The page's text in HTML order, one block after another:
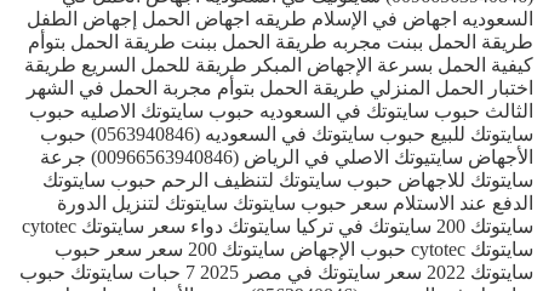
السعوديه اجهاض في الإسلام طريقه اجهاض الحمل إجهاض الطفل
طريقة الحمل ببنت مجربه طريقة الحمل ببنت طريقة الحمل بتوأم
كيفية الحمل بسرعة الإجهاض المبكر طريقة للحمل السريع طريقة
اختبار الحمل المنزلي طريقة الحمل بتوأم مجربة الحمل في الشهر
الثالث حبوب سايتوتك في السعوديه حبوب سايتوتك الاصليه حبوب
سايتوتك للبيع حبوب سايتوتك في السعوديه (0563940846) حبوب
الأجهاض سايتيوتك الاصلي في الرياض (00966563940846) جرعة
سايتوتك للاجهاض حبوب سايتوتك لتنظيف الرحم حبوب سايتوتك
الدفع عند الاستلام سعر حبوب سايتوتك سايتوتك لتنزيل الدورة
سايتوتك 200 سايتوتك في تركيا سايتوتك دواء سعر سايتوتك cytotec
سايتوتك cytotec حبوب الإجهاض سايتوتك 200 سعر سعر حبوب
سايتوتك 2022 سعر سايتوتك في مصر 2025 7 حبات سايتوتك حبوب